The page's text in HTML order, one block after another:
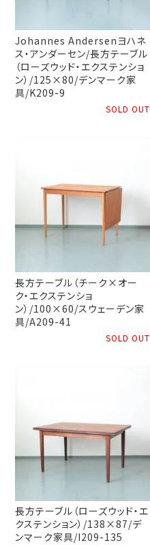
Johannes Andersenヨハネ
ス・アンダーセン/長方テーブル
（ローズウッド・エクステンショ
ン）/125×80/デンマーク家
具/K209-9
SOLD OUT
長方テーブル（チーク×オー
ク・エクステンショ
ン）/100×60/スウェーデン家
具/A209-41
SOLD OUT
長方テーブル（ローズウッド・エ
クステンション）/138×87/デ
ンマーク家具/I209-135